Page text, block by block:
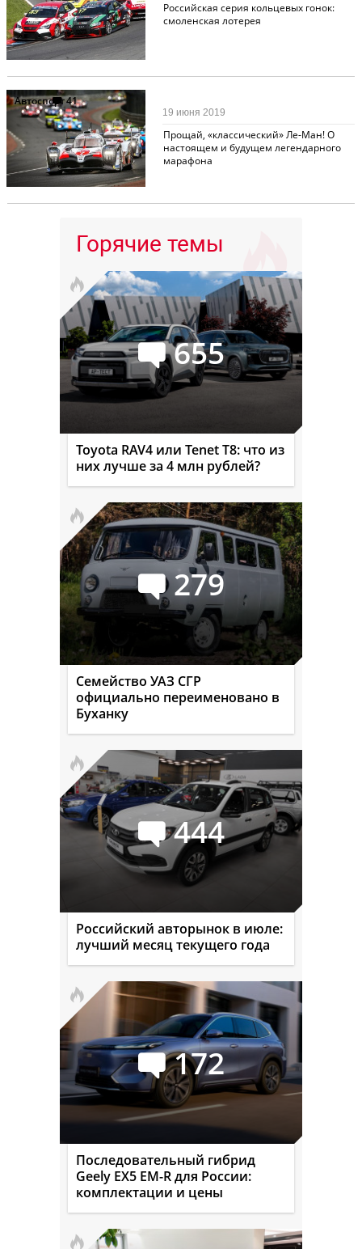
Российская серия кольцевых гонок:
смоленская лотерея
Автоспорт41
Прощай, «классический» Ле-Ман! О
настоящем и будущем легендарного
марафона
19 июня 2019
Горячие темы
655
Toyota RAV4 или Tenet T8: что из
них лучше за 4 млн рублей?
279
Семейство УАЗ СГР
официально переименовано в
Буханку
444
Российский авторынок в июле:
лучший месяц текущего года
172
Последовательный гибрид
Geely EX5 EM-R для России:
комплектации и цены